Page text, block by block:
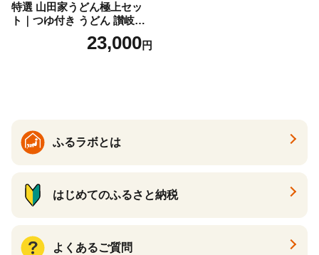
特選 山田家うどん極上セッ
ト｜つゆ付き うどん 讃岐う
どん さぬきうどん 生麵 うど
んセット カレーうどん 生う
23,000円
ふるラボとは
はじめてのふるさと納税
よくあるご質問